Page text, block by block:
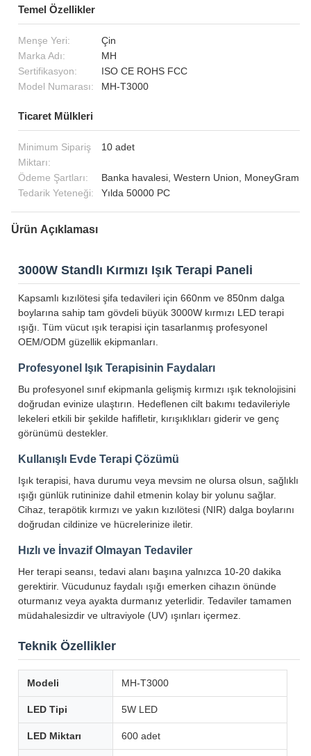
Temel Özellikler
Menşe Yeri:
Çin
Marka Adı:
MH
Sertifikasyon:
ISO CE ROHS FCC
Model Numarası:
MH-T3000
Ticaret Mülkleri
Minimum Sipariş
Miktarı:
10 adet
Ödeme Şartları:
Banka havalesi, Western Union, MoneyGram
Tedarik Yeteneği:
Yılda 50000 PC
Ürün Açıklaması
3000W Standlı Kırmızı Işık Terapi Paneli
Kapsamlı kızılötesi şifa tedavileri için 660nm ve 850nm dalga
boylarına sahip tam gövdeli büyük 3000W kırmızı LED terapi
ışığı. Tüm vücut ışık terapisi için tasarlanmış profesyonel
OEM/ODM güzellik ekipmanları.
Profesyonel Işık Terapisinin Faydaları
Bu profesyonel sınıf ekipmanla gelişmiş kırmızı ışık teknolojisini
doğrudan evinize ulaştırın. Hedeflenen cilt bakımı tedavileriyle
lekeleri etkili bir şekilde hafifletir, kırışıklıkları giderir ve genç
görünümü destekler.
Kullanışlı Evde Terapi Çözümü
Işık terapisi, hava durumu veya mevsim ne olursa olsun, sağlıklı
ışığı günlük rutininize dahil etmenin kolay bir yolunu sağlar.
Cihaz, terapötik kırmızı ve yakın kızılötesi (NIR) dalga boylarını
doğrudan cildinize ve hücrelerinize iletir.
Hızlı ve İnvazif Olmayan Tedaviler
Her terapi seansı, tedavi alanı başına yalnızca 10-20 dakika
gerektirir. Vücudunuz faydalı ışığı emerken cihazın önünde
oturmanız veya ayakta durmanız yeterlidir. Tedaviler tamamen
müdahalesizdir ve ultraviyole (UV) ışınları içermez.
Teknik Özellikler
Modeli MH-T3000
LED Tipi 5W LED
LED Miktarı 600 adet